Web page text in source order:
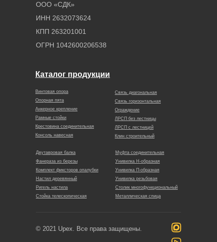
Винтовая опора
Опорная пята
Анкерное крепление
Рамные стойки
Крестовина соединительная
Консоль навесная
Муфта соединительная
Унивилка Н-образная
Унивилка П-образная
Унивилка резьбовая
Столик многофункциональный
Металлическая спица
Двутавровая балка
Фанераза из березы
Комплект фиксторов опалубки
Настил деревянный
Ригель настила
Стойка телескопическая
Связь диагональная
Связь горизонтальная
Ограждение
ЛРСП без лестницы
ЛРСП с лестницей
Клин строительный
Каталог продукции
ООО «СДК»
ИНН 2632073624
КПП 263201001
ОГРН 1042600206538
© 2021 Upex. Все права защищены.